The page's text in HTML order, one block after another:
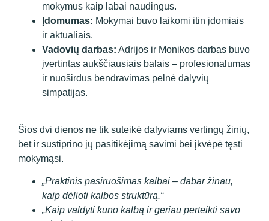
mokymus kaip labai naudingus.
Įdomumas: Mokymai buvo laikomi itin įdomiais
ir aktualiais.
Vadovių darbas: Adrijos ir Monikos darbas buvo
įvertintas aukščiausiais balais – profesionalumas
ir nuoširdus bendravimas pelnė dalyvių
simpatijas.
Šios dvi dienos ne tik suteikė dalyviams vertingų žinių,
bet ir sustiprino jų pasitikėjimą savimi bei įkvėpė tęsti
mokymąsi.
„Praktinis pasiruošimas kalbai – dabar žinau,
kaip dėlioti kalbos struktūrą.“
„Kaip valdyti kūno kalbą ir geriau perteikti savo